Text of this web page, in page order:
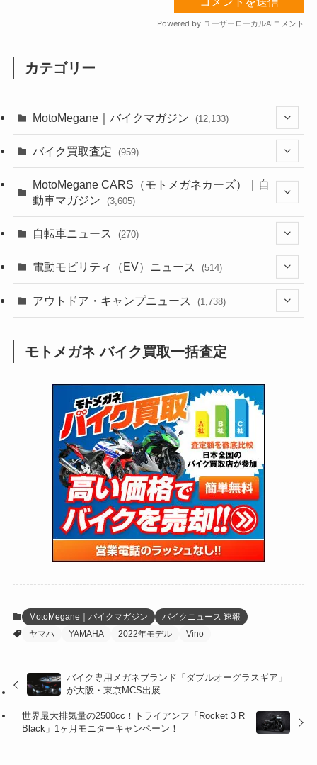
カテゴリー
MotoMegane｜バイクマガジン (12,133)
(44)
(638)
(118)
(60)
(31)
(51)
(34)
(5)
(12)
(63)
(109)
(252)
(38)
(24)
(16)
(25)
(24)
(47)
(15)
(5)
(249)
(64)
(16)
(62)
(4)
(6)
(17)
(5)
(27)
(306)
(6,956)
(2,473)
(249)
(1,226)
(12)
(131)
(38)
(131)
(167)
(85)
(21)
(61)
(171)
(98)
(13)
(60)
(274)
(171)
(38)
(47)
(59)
(41)
(47)
(1)
(66)
(16)
(141)
(255)
(204)
(1,141)
(166)
(23)
(33)
(34)
(35)
(41)
(415)
(16)
バイク買取査定 (959)
(352)
MotoMegane CARS（モトメガネカーズ）｜自
動車マガジン
(3,605)
(185)
(137)
(73)
(2,744)
(126)
(170)
自転車ニュース (270)
(54)
(211)
電動モビリティ（EV）ニュース (514)
(132)
(171)
(118)
(27)
アウトドア・キャンプニュース (1,738)
(1,605)
(147)
(13)
(19)
(12)
(16)
(4)
(16)
(1)
モトメガネ バイク買取一括査定
MotoMegane｜バイクマガジン
バイクニュース 速報
ヤマハ
YAMAHA 2022年モデル Vino
バイク専用メガネブランド「ダブルオーグラスギア」
が大阪・東京MCS出展
世界最大排気量の2500cc！トライアンフ「Rocket 3 R
Black」1ヶ月モニターキャンペーン！